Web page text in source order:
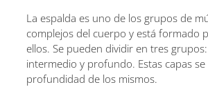
La espalda es uno de los grupos de
complejos del cuerpo y está formado
ellos. Se pueden dividir en tres
intermedio y profundo. Estas capas
profundidad de los mismos.